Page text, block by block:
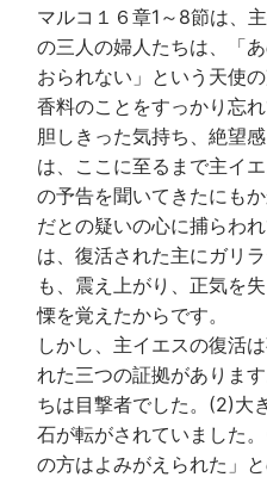
マルコ１６章1～8節は、
の三人の婦人たちは、「
おられない」という天使
香料のことをすっかり忘
胆しきった気持ち、絶望
は、ここに至るまで主イ
の予告を聞いてきたにも
だとの疑いの心に捕らわ
は、復活された主にガリ
も、震え上がり、正気を
慄を覚えたからです。
しかし、主イエスの復活
れた三つの証拠がありま
ちは目撃者でした。(2)大
石が転がされていました
の方はよみがえられた」